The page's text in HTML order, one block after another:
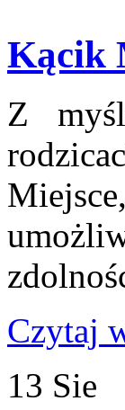
Kącik
Z
Czytaj
13 Sie